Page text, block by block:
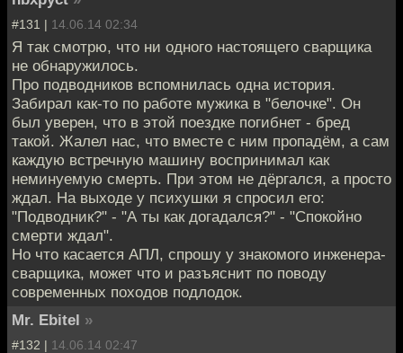
#131 | 14.06.14 02:34
Я так смотрю, что ни одного настоящего сварщика
не обнаружилось.
Про подводников вспомнилась одна история.
Забирал как-то по работе мужика в "белочке". Он
был уверен, что в этой поездке погибнет - бред
такой. Жалел нас, что вместе с ним пропадём, а сам
каждую встречную машину воспринимал как
неминуемую смерть. При этом не дёргался, а просто
ждал. На выходе у психушки я спросил его:
"Подводник?" - "А ты как догадался?" - "Спокойно
смерти ждал".
Но что касается АПЛ, спрошу у знакомого инженера-
сварщика, может что и разъяснит по поводу
современных походов подлодок.
Mr. Ebitel »
#132 | 14.06.14 02:47